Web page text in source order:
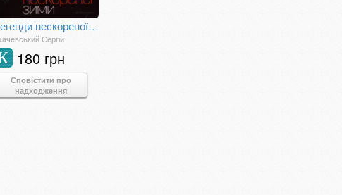
Легенди нескореної зими
Сергій
180 грн
Сповістити про
надходження